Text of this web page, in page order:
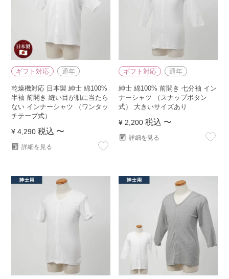
ギフト対応 通年
乾燥機対応 日本製 紳士 綿100%
半袖 前開き 縫い目が肌に当たら
ない インナーシャツ （ワンタッ
チテープ式）
¥ 4,290 税込 〜
詳細を見る
ギフト対応 通年
紳士 綿100% 前開き 七分袖 イン
ナーシャツ （スナップボタン
式） 大きいサイズあり
¥ 2,200 税込 〜
詳細を見る